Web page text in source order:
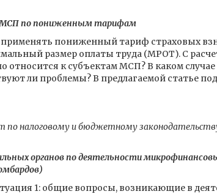
МСП по пониженным тарифам
пониженный тариф страховых
размер оплаты труда (МРОТ). С
относится к субъектам МСП? В каком
ли проблемы? В предлагаемой статье
налоговому и бюджетному
органов по деятельности
1: общие вопросы, возникающие в